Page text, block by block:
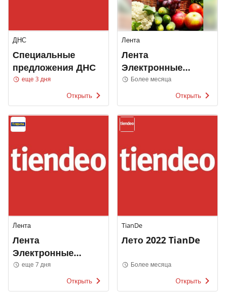
ДНС
Специальные
предложения ДНС
еще 3 дня
Открыть
Лента
Лента
Электронные
каталоги
Более месяца
Открыть
Лента
Лента
Электронные
каталоги
еще 7 дня
Открыть
TianDe
Лето 2022 TianDe
Более месяца
Открыть